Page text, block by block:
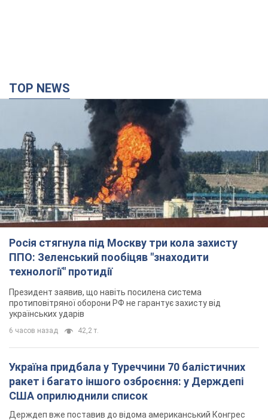
TOP NEWS
Росія стягнула під Москву три кола захисту
ППО: Зеленський пообіцяв "знаходити
технології" протидії
Президент заявив, що навіть посилена система
протиповітряної оборони РФ не гарантує захисту від
українських ударів
6 часов назад 42,2 т.
Україна придбала у Туреччини 70 балістичних
ракет і багато іншого озброєння: у Держдепі
США оприлюднили список
Держдеп вже поставив до відома американський Конгрес